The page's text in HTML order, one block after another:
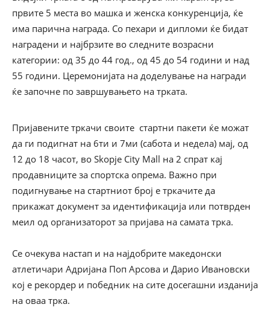
првите 5 места во машка и женска конкуренција, ќе
има парична награда. Со пехари и дипломи ќе бидат
наградени и најбрзите во следните возрасни
категории: од 35 до 44 год., од 45 до 54 години и над
55 години. Церемонијата на доделување на награди
ќе започне по завршувањето на трката.
Пријавените тркачи своите стартни пакети ќе можат
да ги подигнат на 6ти и 7ми (сабота и недела) мај, од
12 до 18 часот, во Skopje City Mall на 2 спрат кај
продавниците за спортска опрема. Важно при
подигнување на стартниот број е тркачите да
прикажат документ за идентификација или потврден
меил од организаторот за пријава на самата трка.
Се очекува настап и на најдобрите македонски
атлетичари Адријана Поп Арсова и Дарио Ивановски
кој е рекордер и победник на сите досегашни изданија
на оваа трка.